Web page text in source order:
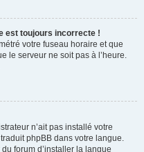
est toujours incorrecte !
votre fuseau horaire et que
le serveur ne soit pas à l’heure.
n’ait pas installé votre
phpBB dans votre langue.
forum d’installer la langue